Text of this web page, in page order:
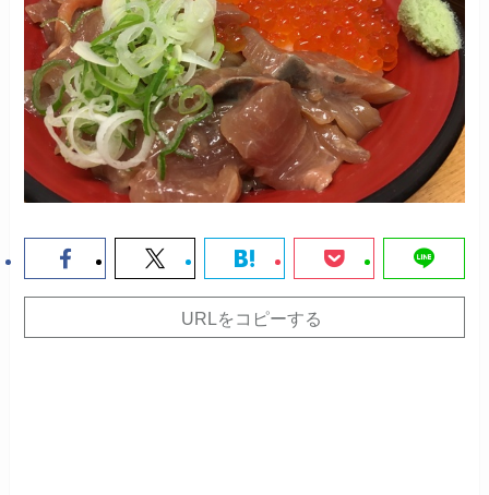
URLをコピーする